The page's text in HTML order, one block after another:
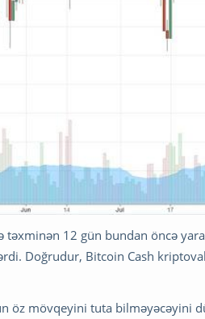
12 gün bundan öncə
Doğrudur, Bitcoin Cash
öz mövqeyini tuta bilməyəcəyini